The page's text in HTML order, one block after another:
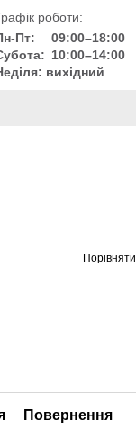
роботи:
Пт:
09:00–18:00
10:00–14:00
вихідний
Порівняти
Повернення